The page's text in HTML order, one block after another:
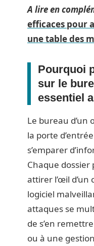
A lire en
efficaces pour
une table des
Pourquoi
sur le
essentiel
Le bureau d’un
la porte
s’emparer
Chaque
attirer l’œil d’un
logiciel
attaques se
de s’en
ou à une